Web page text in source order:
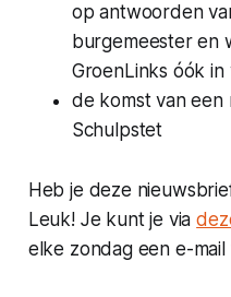
op antwoorden
burgemeester en
GroenLinks óók
de komst van
Schulpstet
Heb je deze
Leuk! Je kunt je via
elke zondag een e-